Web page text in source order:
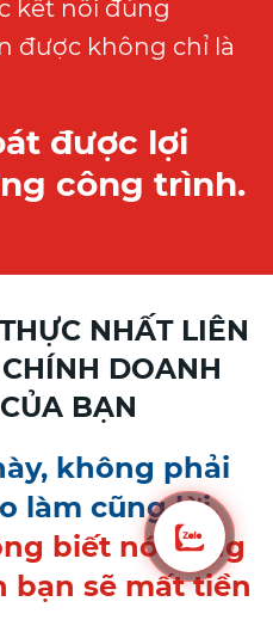
kết nối đúng
được không chỉ là
được lợi
công trình.
NHẤT LIÊN
DOANH
BẠN
không phải
làm cũng lời.
biết nó đang
bạn sẽ mất tiền